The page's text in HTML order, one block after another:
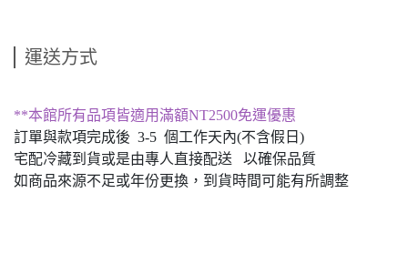
運送方式
**本館所有品項皆適用滿額NT2500免運優惠
訂單與款項完成後 3-5 個工作天內(不含假日)
宅配冷藏到貨或是由專人直接配送 以確保品質
如商品來源不足或年份更換，到貨時間可能有所調整